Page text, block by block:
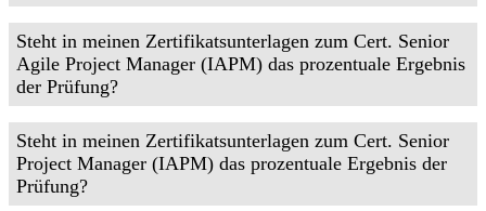
Steht in meinen Zertifikatsunterlagen zum Cert. Senior
Agile Project Manager (IAPM) das prozentuale Ergebnis
der Prüfung?
Steht in meinen Zertifikatsunterlagen zum Cert. Senior
Project Manager (IAPM) das prozentuale Ergebnis der
Prüfung?